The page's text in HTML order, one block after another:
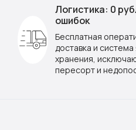
Логистика: 0
ошибок
Бесплатная
доставка и
хранения,
пересорт и